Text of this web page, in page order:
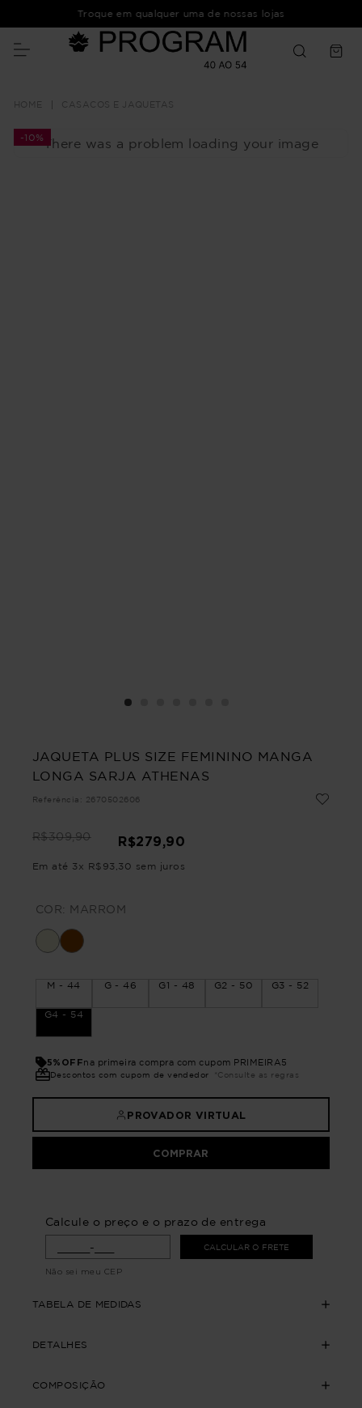
Troque em qualquer uma de nossas lojas
CASACOS E JAQUETAS
There was a problem loading your image
-10%
JAQUETA PLUS SIZE FEMININO MANGA
LONGA SARJA ATHENAS
Referência : 2670502606
R$309,90 R$279,90
Em até 3x R$ 93 30 sem juros
COR: MARROM
M - 44 G - 46 G1 - 48 G2 - 50 G3 - 52
G4 - 54
5%OFFna primeira compra com cupom PRIMEIRA5
Descontos com cupom de vendedor *Consulte as regras
PROVADOR VIRTUAL
COMPRAR
Calcule o preço e o prazo de entrega
CALCULAR O FRETE
Não sei meu CEP
TABELA DE MEDIDAS
DETALHES
COMPOSIÇÃO